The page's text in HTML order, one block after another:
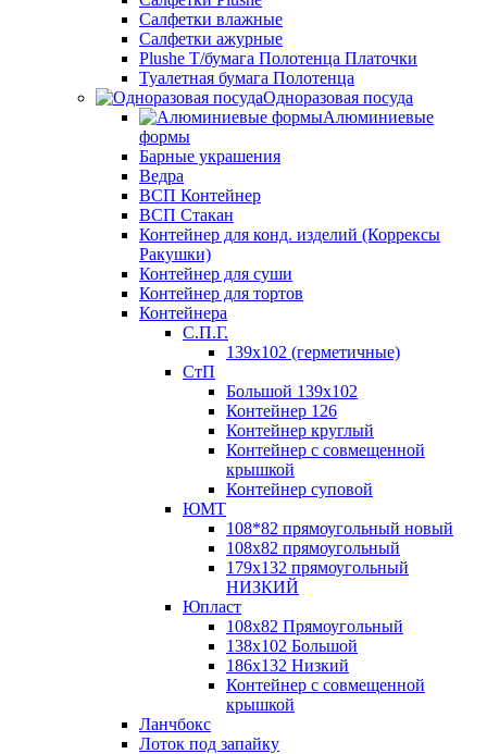
Салфетки влажные
Салфетки ажурные
Plushe Т/бумага Полотенца Платочки
Туалетная бумага Полотенца
Одноразовая посуда
Алюминиевые
формы
Барные украшения
Ведра
ВСП Контейнер
ВСП Стакан
Контейнер для конд. изделий (Коррексы
Ракушки)
Контейнер для суши
Контейнер для тортов
Контейнера
С.П.Г.
139х102 (герметичные)
СтП
Большой 139х102
Контейнер 126
Контейнер круглый
Контейнер с совмещенной
крышкой
Контейнер суповой
ЮМТ
108*82 прямоугольный новый
108х82 прямоугольный
179х132 прямоугольный
НИЗКИЙ
Юпласт
108х82 Прямоугольный
138х102 Большой
186х132 Низкий
Контейнер с совмещенной
крышкой
Ланчбокс
Лоток под запайку